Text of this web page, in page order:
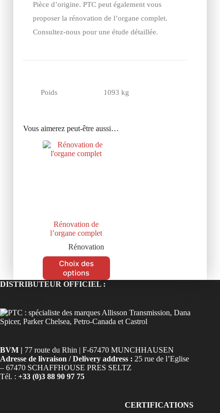
Pièce d’origine. PTC peut également vous
proposer la rénovation de l’organe complet.
Consultez-nous pour une étude détaillée.
Poids 1093 kg
Vous aimerez peut-être aussi…
Rénovation de
l’organe complet
Rénovation
Choix des
options
DISTRIBUTEUR OFFICIEL :
BVM | 77 route du Rhin | F-67470 MUNCHHAUSEN
Adresse de livraison / Delivery address : 25 rue de l’Eglise
– 67470 SCHAFFHOUSE PRES SELTZ
Tél. : +33 (0)3 88 90 97 75
CERTIFICATIONS